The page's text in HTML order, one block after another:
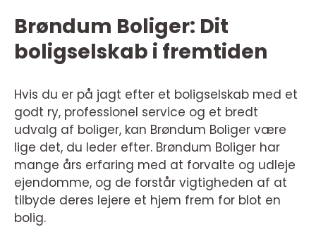
Brøndum Boliger: Dit
boligselskab i fremtiden
Hvis du er på jagt efter et boligselskab med et
godt ry, professionel service og et bredt
udvalg af boliger, kan Brøndum Boliger være
lige det, du leder efter. Brøndum Boliger har
mange års erfaring med at forvalte og udleje
ejendomme, og de forstår vigtigheden af at
tilbyde deres lejere et hjem frem for blot en
bolig.